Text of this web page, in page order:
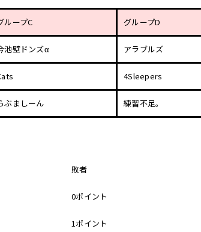
ループC グループD
池壁ドンズα アラブルズ
4Sleepers
ぶましーん 練習不足。
敗者
0ポイント
1ポイント